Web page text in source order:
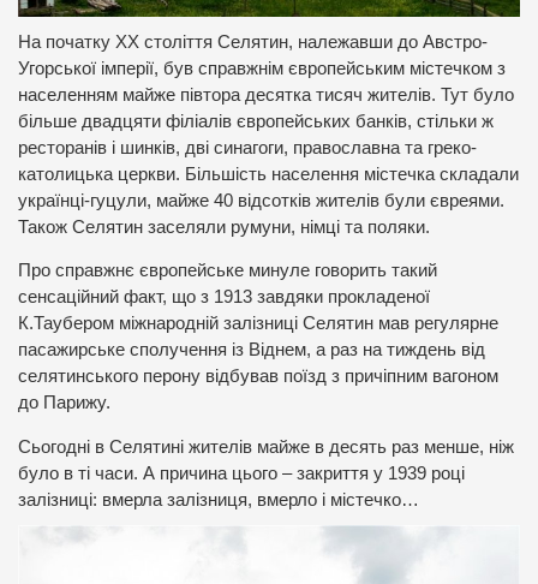
На початку ХХ століття Селятин, належавши до Австро-
Угорської імперії, був справжнім європейським містечком з
населенням майже півтора десятка тисяч жителів. Тут було
більше двадцяти філіалів європейських банків, стільки ж
ресторанів і шинків, дві синагоги, православна та греко-
католицька церкви. Більшість населення містечка складали
українці-гуцули, майже 40 відсотків жителів були євреями.
Також Селятин заселяли румуни, німці та поляки.
Про справжнє європейське минуле говорить такий
сенсаційний факт, що з 1913 завдяки прокладеної
К.Таубером міжнародній залізниці Селятин мав регулярне
пасажирське сполучення із Віднем, а раз на тиждень від
селятинського перону відбував поїзд з причіпним вагоном
до Парижу.
Сьогодні в Селятині жителів майже в десять раз менше, ніж
було в ті часи. А причина цього – закриття у 1939 році
залізниці: вмерла залізниця, вмерло і містечко…